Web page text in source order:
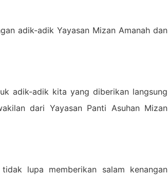
adik-adik Yayasan Mizan Amanah dan
adik-adik kita yang diberikan langsung
dari Yayasan Panti Asuhan Mizan
lupa memberikan salam kenangan